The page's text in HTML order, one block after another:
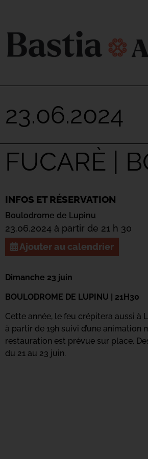
23.06.2024
FUCARÈ |
INFOS ET RÉSERVATION
Boulodrome de Lupinu
23.06.2024 à partir de 21 h 30
Ajouter au calendrier
Dimanche 23 juin
BOULODROME DE LUPINU | 21H30
Cette année, le feu crépitera aussi à
à partir de 19h suivi d’une animation
restauration est prévue sur place.
du 21 au 23 juin.